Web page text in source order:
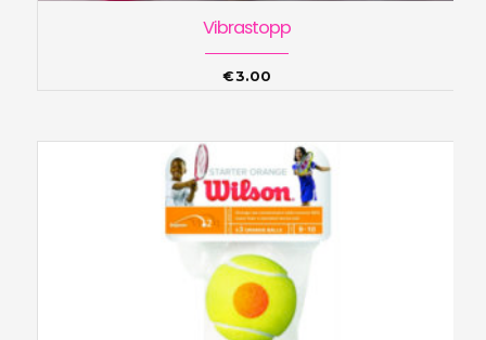
Vibrastopp
€3.00